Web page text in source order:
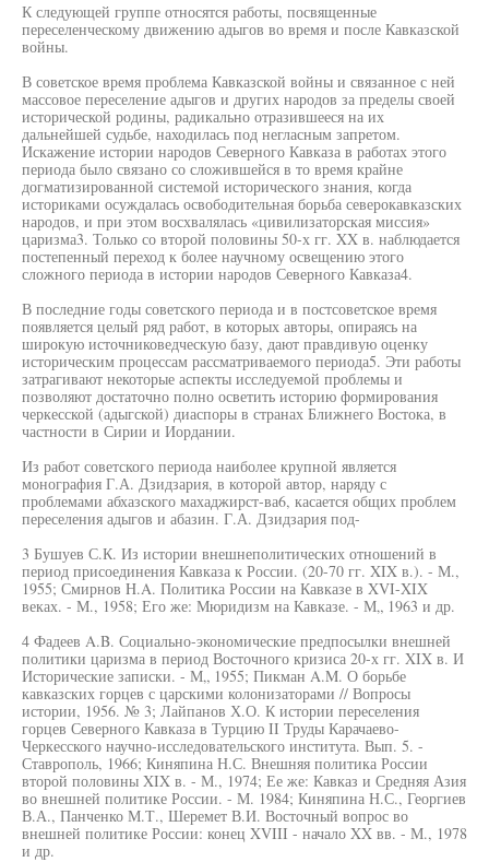
К следующей группе относятся работы, посвященные
переселенческому движению адыгов во время и после Кавказской
войны.
В советское время проблема Кавказской войны и связанное с ней
массовое переселение адыгов и других народов за пределы своей
исторической родины, радикально отразившееся на их
дальнейшей судьбе, находилась под негласным запретом.
Искажение истории народов Северного Кавказа в работах этого
периода было связано со сложившейся в то время крайне
догматизированной системой исторического знания, когда
историками осуждалась освободительная борьба северокавказских
народов, и при этом восхвалялась «цивилизаторская миссия»
царизма3. Только со второй половины 50-х гг. XX в. наблюдается
постепенный переход к более научному освещению этого
сложного периода в истории народов Северного Кавказа4.
В последние годы советского периода и в постсоветское время
появляется целый ряд работ, в которых авторы, опираясь на
широкую источниковедческую базу, дают правдивую оценку
историческим процессам рассматриваемого периода5. Эти работы
затрагивают некоторые аспекты исследуемой проблемы и
позволяют достаточно полно осветить историю формирования
черкесской (адыгской) диаспоры в странах Ближнего Востока, в
частности в Сирии и Иордании.
Из работ советского периода наиболее крупной является
монография Г.А. Дзидзария, в которой автор, наряду с
проблемами абхазского махаджирст-ва6, касается общих проблем
переселения адыгов и абазин. Г.А. Дзидзария под-
3 Бушуев С.К. Из истории внешнеполитических отношений в
период присоединения Кавказа к России. (20-70 гг. XIX в.). - М.,
1955; Смирнов H.A. Политика России на Кавказе в XVI-XIX
веках. - М., 1958; Его же: Мюридизм на Кавказе. - М„ 1963 и др.
4 Фадеев A.B. Социально-экономические предпосылки внешней
политики царизма в период Восточного кризиса 20-х гг. XIX в. И
Исторические записки. - М„ 1955; Пикман A.M. О борьбе
кавказских горцев с царскими колонизаторами // Вопросы
истории, 1956. № 3; Лайпанов Х.О. К истории переселения
горцев Северного Кавказа в Турцию II Труды Карачаево-
Черкесского научно-исследовательского института. Вып. 5. -
Ставрополь, 1966; Киняпина Н.С. Внешняя политика России
второй половины XIX в. - М., 1974; Ее же: Кавказ и Средняя Азия
во внешней политике России. - М. 1984; Киняпина Н.С., Георгиев
В.А., Панченко М.Т., Шеремет В.И. Восточный вопрос во
внешней политике России: конец XVIII - начало XX вв. - М., 1978
и др.